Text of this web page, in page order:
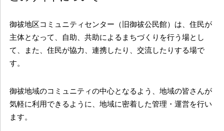
御祓地区コミュニティセンター（旧御祓公民館）は、住民が
主体となって、自助、共助によるまちづくりを行う場とし
て、また、住民が協力、連携したり、交流したりする場で
す。
御祓地域のコミュニティの中心となるよう、地域の皆さんが
気軽に利用できるように、地域に密着した管理・運営を行い
ます。